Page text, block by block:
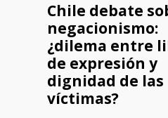
Chile debate
negacionismo:
¿dilema entre
de expresión y
dignidad de las
víctimas?